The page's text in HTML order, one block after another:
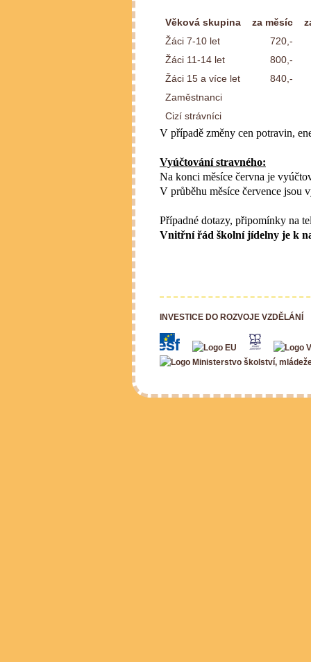
Věková skupina za měsíc
Žáci 7-10 let
720,-
Žáci 11-14 let
800,-
Žáci 15 a více let
840,-
Zaměstnanci
Cizí strávníci
V případě změny cen potravin,
Vyúčtování stravného:
Na konci měsíce června je
V průběhu měsíce července jsou
Případné dotazy, připomínky na
Vnitřní řád školní jídelny je k
INVESTICE DO ROZVOJE VZDĚLÁNÍ